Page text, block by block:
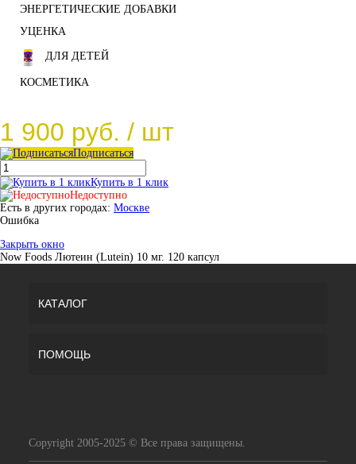
ЭНЕРГЕТИЧЕСКИЕ ДОБАВКИ
УЦЕНКА
ДЛЯ ДЕТЕЙ
КОСМЕТИКА
1 900 руб. / шт
Подписаться
Купить в 1 клик
Недоступно
Есть в других городах: Москве
Ошибка
Закрыть окно
Now Foods Лютеин (Lutein) 10 мг. 120 капсул
КАТАЛОГ
ПОМОЩЬ
Copyright 2005-2025 © Все права защищены.